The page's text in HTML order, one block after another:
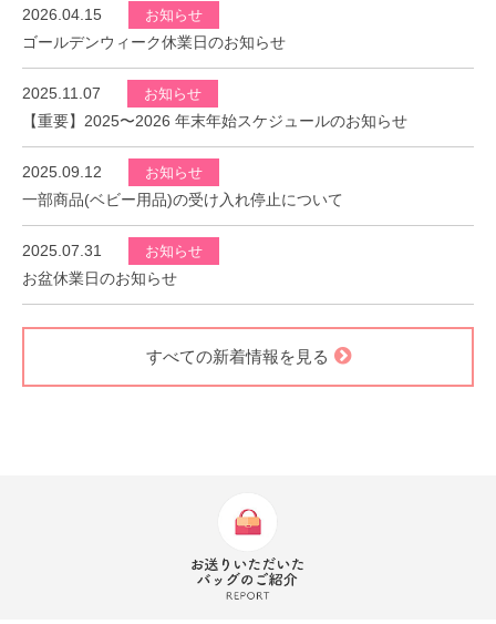
2026.04.15 お知らせ
ゴールデンウィーク休業日のお知らせ
2025.11.07 お知らせ
【重要】2025〜2026 年末年始スケジュールのお知らせ
2025.09.12 お知らせ
一部商品(ベビー用品)の受け入れ停止について
2025.07.31 お知らせ
お盆休業日のお知らせ
すべての新着情報を見る